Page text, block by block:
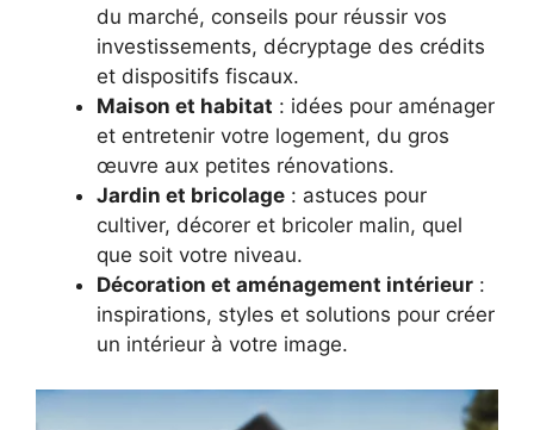
du marché, conseils pour réussir vos
investissements, décryptage des crédits
et dispositifs fiscaux.
Maison et habitat : idées pour aménager
et entretenir votre logement, du gros
œuvre aux petites rénovations.
Jardin et bricolage : astuces pour
cultiver, décorer et bricoler malin, quel
que soit votre niveau.
Décoration et aménagement intérieur :
inspirations, styles et solutions pour créer
un intérieur à votre image.